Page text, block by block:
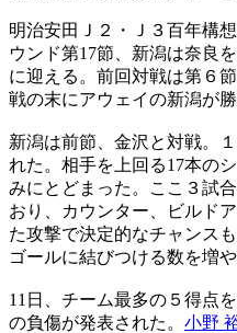
明治安田Ｊ２・Ｊ３百年構
ウンド第17節、新潟は奈良
に迎える。前回対戦は第６
戦の末にアウェイの新潟が
新潟は前節、金沢と対戦。
れた。相手を上回る17本の
みにとどまった。ここ３試
おり、カウンター、ビルド
た攻撃で決定的なチャンス
ゴールに結びつける数を増
11日、チーム最多の５得点
の負傷が発表された。 小野